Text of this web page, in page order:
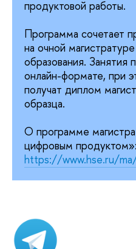
продуктовой работы.
Программа сочетает
на очной
образования. Занятия
онлайн-формате, при
получат диплом
образца.
О программе
цифровым продуктом»:
https://www.hse.ru/